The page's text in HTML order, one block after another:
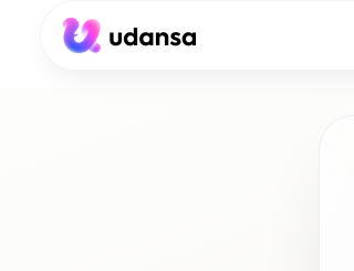
accessibility.skipToMainContent